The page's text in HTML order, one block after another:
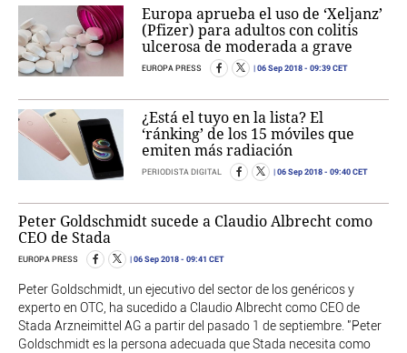
Europa aprueba el uso de ‘Xeljanz’
(Pfizer) para adultos con colitis
ulcerosa de moderada a grave
EUROPA PRESS 06 Sep 2018 - 09:39 CET
¿Está el tuyo en la lista? El
‘ránking’ de los 15 móviles que
emiten más radiación
PERIODISTA DIGITAL 06 Sep 2018 - 09:40 CET
Peter Goldschmidt sucede a Claudio Albrecht como
CEO de Stada
EUROPA PRESS 06 Sep 2018 - 09:41 CET
Peter Goldschmidt, un ejecutivo del sector de los genéricos y
experto en OTC, ha sucedido a Claudio Albrecht como CEO de
Stada Arzneimittel AG a partir del pasado 1 de septiembre. "Peter
Goldschmidt es la persona adecuada que Stada necesita como